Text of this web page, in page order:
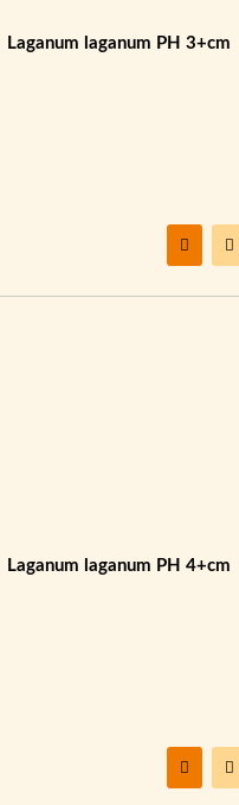
Laganum laganum PH 3+cm
Laganum laganum PH 4+cm